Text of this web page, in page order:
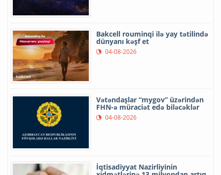
Bakcell rouminqi ilə yay tətilində
dünyanı kəşf et
04-08-2026
Vətəndaşlar “mygov” üzərindən
FHN-ə müraciət edə biləcəklər
04-08-2026
İqtisadiyyat Nazirliyinin